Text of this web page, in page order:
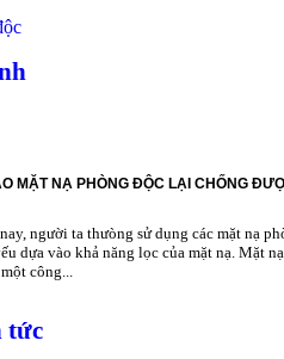
MẶT NẠ PHÒNG ĐỘC LẠI CHỐNG
người ta thưòng sử dụng các mặt nạ
dựa vào khả năng lọc của mặt nạ. Mặt
công...
tức